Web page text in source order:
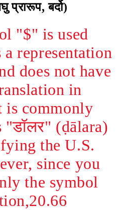
प्रारूप, बर्दो)
"$" is used
representation
does not have
in
is commonly
"डॉलर" (ḍālara)
the U.S.
since you
the symbol